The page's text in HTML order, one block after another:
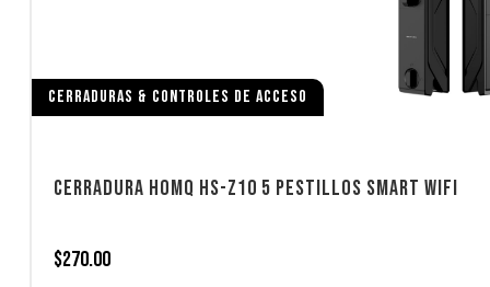
CERRADURAS & CONTROLES DE ACCESO
CERRADURA HOMQ HS-Z10 5 PESTILLOS SMART WIFI
$270.00